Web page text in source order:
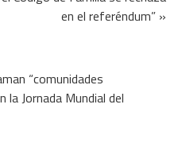
en el referéndum” »
“comunidades
la Jornada Mundial del